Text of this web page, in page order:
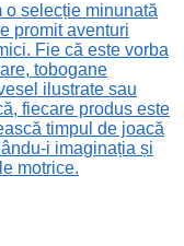
o selecție minunată
promit aventuri
Fie că este vorba
tobogane
ilustrate sau
fiecare produs este
timpul de joacă
i imaginația și
motrice.